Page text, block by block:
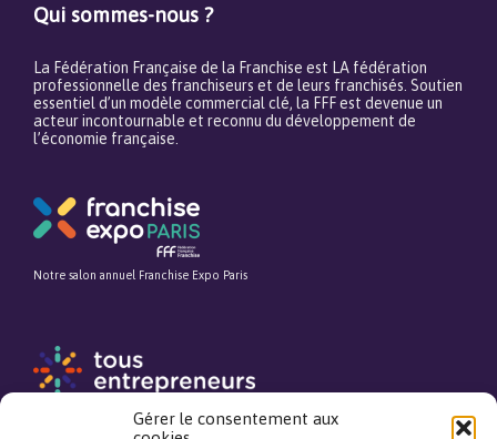
Gérer le consentement aux
Qui sommes-nous ?
La Fédération Française de la Franchise est LA fédération
professionnelle des franchiseurs et de leurs franchisés. Soutien
essentiel d’un modèle commercial clé, la FFF est devenue un
acteur incontournable et reconnu du développement de
l’économie française.
Notre salon annuel Franchise Expo Paris
Notre média pour tout savoir avant de se lancer dans l’entrepreneuriat